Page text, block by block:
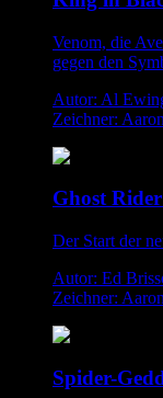
Venom, die
gegen den
Autor: Al
Zeichner:
Ghost
Der Start der
Autor: Ed
Zeichner:
Spider-